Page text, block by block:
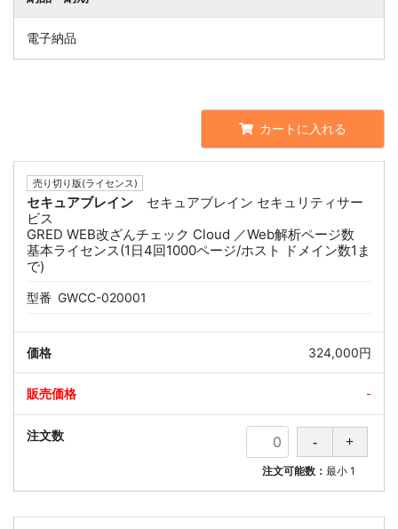
電子納品
カートに入れる
売り切り版(ライセンス)
セキュアブレイン
セキュアブレイン セキュリティサー
ビス
GRED WEB改ざんチェック Cloud ／Web解析ページ数
基本ライセンス(1日4回1000ページ/ホスト ドメイン数1ま
で)
型番 GWCC-020001
324,000円
-
注文可能数：最小 1